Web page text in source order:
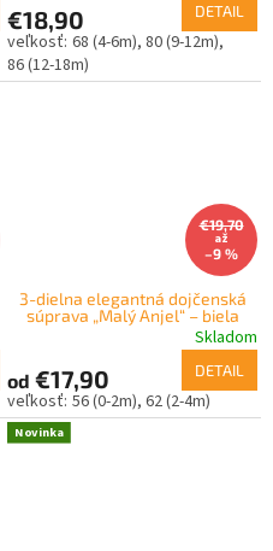
€18,90 DETAIL
68 (4-6m) 80 (9-12m)
86 (12-18m)
€19,70
až
–9 %
3-dielna elegantná dojčenská
súprava „Malý Anjel“ – biela
Skladom
od €17,90 DETAIL
56 (0-2m) 62 (2-4m)
Novinka